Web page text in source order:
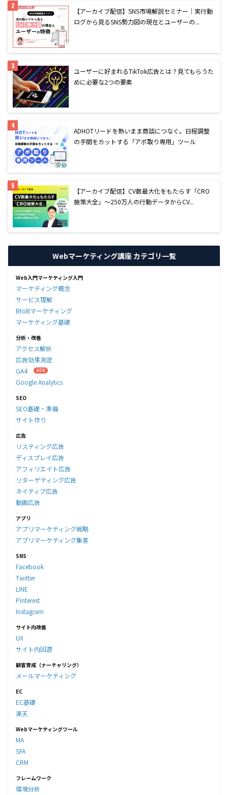
【アーカイブ配信】SNS市場解説セミナー｜実行動
ログから見るSNS勢力図の現在とユーザーの...
ユーザーに好まれるTikTok広告とは？見てもらうた
めに必要な2つの要素
ADHOTリードを熱いまま商談につなぐ。日程調整
の手間をカットする「アポ取り専用」ツール
【アーカイブ配信】CV数最大化をもたらす「CRO
施策大全」〜250万人の行動データからCV...
Webマーケティング講座 カテゴリ一覧
Web入門マーケティング入門
マーケティング概念
サービス理解
BtoBマーケティング
マーケティング基礎
分析・改善
アクセス解析
広告効果測定
GA4
Google Analytics
SEO
SEO基礎・準備
サイト作り
広告
リスティング広告
ディスプレイ広告
アフィリエイト広告
リターゲティング広告
ネイティブ広告
動画広告
アプリ
アプリマーケティング戦略
アプリマーケティング集客
SNS
Facebook
Twitter
LINE
Pinterest
Instagram
サイト内改善
UX
サイト内回遊
顧客育成（ナーチャリング）
メールマーケティング
EC
EC基礎
楽天
Webマーケティングツール
MA
SFA
CRM
フレームワーク
環境分析